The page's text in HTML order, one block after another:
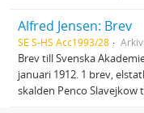
Alfred Jensen: Brev
SE S-HS Acc1993/28 Arkiv
Brev till Svenska
januari 1912. 1 brev,
skalden Penco